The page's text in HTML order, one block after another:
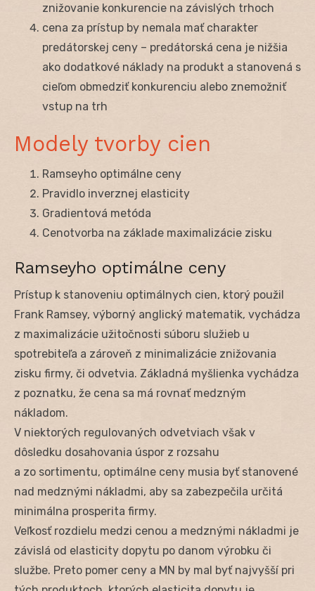
znižovanie konkurencie na závislých trhoch
cena za prístup by nemala mať charakter
predátorskej ceny – predátorská cena je nižšia
ako dodatkové náklady na produkt a stanovená s
cieľom obmedziť konkurenciu alebo znemožniť
vstup na trh
Modely tvorby cien
Ramseyho optimálne ceny
Pravidlo inverznej elasticity
Gradientová metóda
Cenotvorba na základe maximalizácie zisku
Ramseyho optimálne ceny
Prístup k stanoveniu optimálnych cien, ktorý použil
Frank Ramsey, výborný anglický matematik, vychádza
z maximalizácie užitočnosti súboru služieb u
spotrebiteľa a zároveň z minimalizácie znižovania
zisku firmy, či odvetvia. Základná myšlienka vychádza
z poznatku, že cena sa má rovnať medzným
nákladom.
V niektorých regulovaných odvetviach však v
dôsledku dosahovania úspor z rozsahu
a zo sortimentu, optimálne ceny musia byť stanovené
nad medznými nákladmi, aby sa zabezpečila určitá
minimálna prosperita firmy.
Veľkosť rozdielu medzi cenou a medznými nákladmi je
závislá od elasticity dopytu po danom výrobku či
službe. Preto pomer ceny a MN by mal byť najvyšší pri